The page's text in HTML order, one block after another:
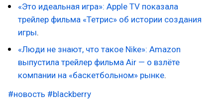
«Это идеальная игра»: Apple TV показала
трейлер фильма «Тетрис» об истории создания
игры.
«Люди не знают, что такое Nike»: Amazon
выпустила трейлер фильма Air — о взлёте
компании на «баскетбольном» рынке.
#новость #blackberry